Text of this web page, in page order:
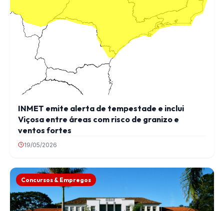
INMET emite alerta de tempestade e inclui
Viçosa entre áreas com risco de granizo e
ventos fortes
19/05/2026
Concursos & Empregos